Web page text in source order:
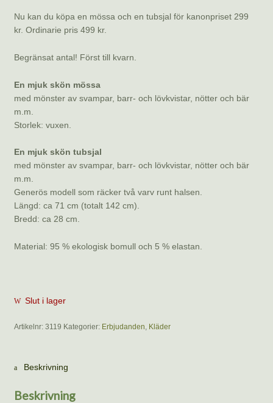
Nu kan du köpa en mössa och en tubsjal för kanonpriset 299
kr. Ordinarie pris 499 kr.
Begränsat antal! Först till kvarn.
En mjuk skön mössa
med mönster av svampar, barr- och lövkvistar, nötter och bär
m.m.
Storlek: vuxen.
En mjuk skön tubsjal
med mönster av svampar, barr- och lövkvistar, nötter och bär
m.m.
Generös modell som räcker två varv runt halsen.
Längd: ca 71 cm (totalt 142 cm).
Bredd: ca 28 cm.
Material: 95 % ekologisk bomull och 5 % elastan.
Slut i lager
Artikelnr: 3119 Kategorier: Erbjudanden Kläder
Beskrivning
Beskrivning